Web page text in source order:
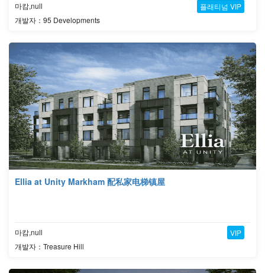
마캄,null
개발자：95 Developments
플래티넘 VIP
Ellia at Unity Markham 配私家电梯镇屋
마캄,null
개발자：Treasure Hill
VIP